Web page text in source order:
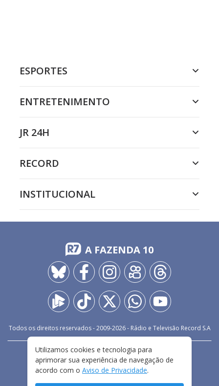
ESPORTES
ENTRETENIMENTO
JR 24H
RECORD
INSTITUCIONAL
A FAZENDA 10
Todos os direitos reservados - 2009-2026- Rádio e Televisão Record S.A
FALE CONOSCO
PRIVACIDADE
TERMOS E CONDIÇÕES DE USO
Utilizamos cookies e tecnologia para
aprimorar sua experiência de navegação de
acordo com o Aviso de Privacidade.